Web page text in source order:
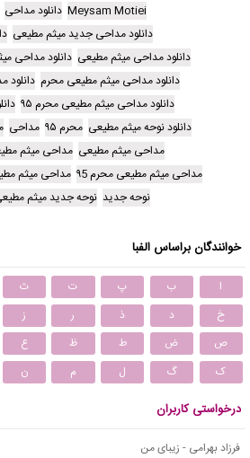
Meysam Motiei دانلود مداحی
دانلود مداحی جدید میثم مطیعی
دانلود مداحی میثم مطیعی دانلود مداحی
دانلود مداحی میثم مطیعی محرم دانلود
دانلود مداحی میثم مطیعی محرم ۹۵
دانلود نوحه میثم مطیعی محرم ۹۵ مداحی
مداحی میثم مطیعی مداحی میثم
مداحی میثم مطیعی محرم ۹5
مداحی میثم
نوحه جدید نوحه جدید میثم
خوانندگان براساس الفبا
ا ب پ ت ث
خ
د ذ ر ز
ص
ض ط ظ ع
ک
گ ل م ن
درخواستی کاربران
فرزاد بهرامی - زیبای من